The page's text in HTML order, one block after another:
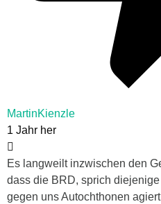
MartinKienzle
1 Jahr her
Es langweilt inzwischen den
dass die BRD, sprich
gegen uns Autochthonen agiert